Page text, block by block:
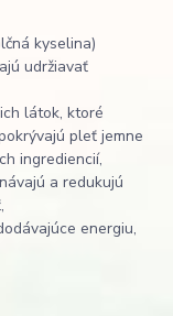
kyselina)
udržiavať
látok, ktoré
pleť jemne
ingrediencií,
a redukujú
energiu,